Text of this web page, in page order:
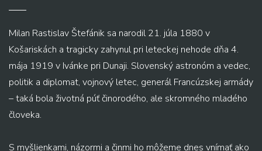
Milan Rastislav Štefánik sa narodil 21. júla 1880 v
Košariskách a tragicky zahynul pri leteckej nehode dňa 4.
mája 1919 v Ivánke pri Dunaji. Slovenský astronóm a vedec,
politik a diplomat, vojnový letec, generál Francúzskej armády
– taká bola životná púť činorodého, ale skromného mladého
človeka.
S myšlienkami, názormi a činmi ho môžeme dnes vnímať ako